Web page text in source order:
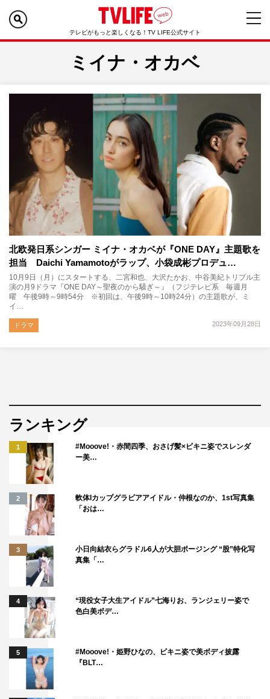
テレビがもっと楽しくなる！TV LIFE公式サイト
ミイナ・オカベ
北欧発日系シンガー ミイナ・オカベが『ONE DAY』主題歌を
担当 Daichi Yamamotoがラップ、小袋成彬プロデュ…
10月9日（月）にスタートする、二宮和也、大沢たかお、中谷美紀トリプル主
演の月9ドラマ『ONE DAY～聖夜のから騒ぎ～』（フジテレビ系 毎週月
曜 午後9時～9時54分 ※初回は、午後9時～10時24分）の主題歌が、ミ
イ…
2023年09月28日
ドラマ
ランキング
1
#Mooove!・赤間四季、おさげ髪×ビキニ姿でスレンダ
ー美…
2
軟体Iカップグラビアアイドル・仲根なのか、1st写真集
「おは…
3
小日向結衣らグラドル6人が大胆ポージング “股”特化写
真集「…
4
“現役女子大生アイドル”七海りお、ランジェリー姿で
色白美ボデ…
5
#Mooove!・姫野ひなの、ビキニ姿で美ボディ披露
『BLT…